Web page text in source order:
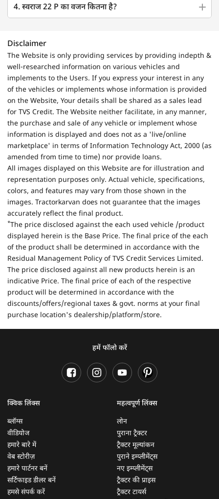
4. स्वराज 22 P का वजन कितना है?
Disclaimer
The Website is only providing services by providing indepth &
well-researched information on various vehicles and
implements to the Users. If you express your interest in any
of the vehicles or implements whose information is provided
on the Website, Your details shall be shared as a sales lead
for TVS Credit. The Website neither facilitate, in any manner,
the purchase and sale of any vehicle or implement whose
information is displayed and does not as a 'live/online
marketplace' in terms of Information Technology Act, 2000 (as
amended from time to time) nor provide loans.
All images displayed on this Website are for illustration and
representation purposes only. Actual vehicle, specifications,
colors, and features may vary from those shown in the
images. Tractorkarvan does not guarantee that the images
accurately reflect the final product.
*The price disclosed against the each used vehicle /product
displayed herein is the Base Price. The final price of the each
of the product shall be determined in accordance with the
Residual Management Policy of TVS Credit Services Limited.
The price disclosed against all new products herein is an
indicative Price. The final price of each of the respective
product will be determined in accordance with the
discounts/offers/regional taxes & govt. norms at your final
purchase location's dealership/platform/store.
हमें फॉलो करें
क्विक लिंक्स
ब्लॉग्स
वीडियोज
हमारे बारे में
वेब स्टोरीज़
हमारे पार्टनर बनें
सर्टिफाइड डीलर बनें
हमसे संपर्क करें
महत्वपूर्ण लिंक्स
लोन
पुराना ट्रैक्टर
ट्रैक्टर मूल्यांकन
पुराने इम्प्लीमेंट्स
नए इम्प्लीमेंट्स
ट्रैक्टर की प्राइस
ट्रैक्टर टायर्स